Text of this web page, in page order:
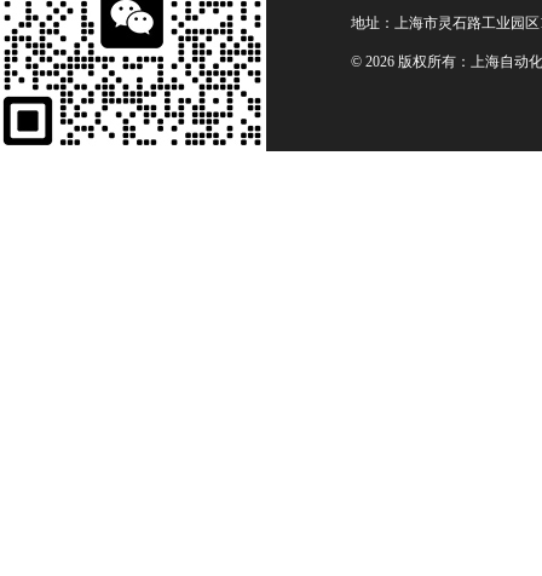
地址：上海市灵石路工业园区
© 2026 版权所有：上海自动